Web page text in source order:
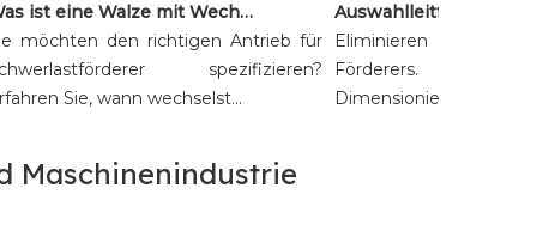
Was ist eine Walze mit Wechselstrommotor und wann sollten Sie eine verwenden?
möchten den richtigen Antrieb für
spezifizieren?
Sie, wann wechselst...
Eliminieren Sie
Förderers. Wichtiger
Dimensionierung von
Maschinenindustrie